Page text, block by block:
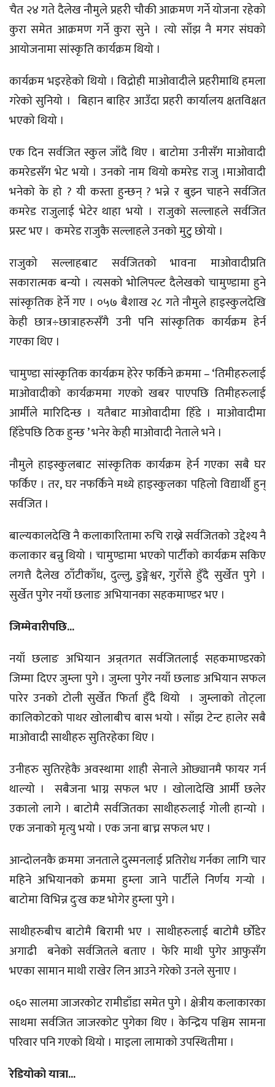
चैत २४ गते दैलेख नौमुले प्रहरी चौकी आक्रमण गर्ने योजना रहेको
कुरा समेत आक्रमण गर्ने कुरा सुने । त्यो साँझ नै मगर संघको
आयोजनामा सांस्कृति कार्यक्रम थियो ।
कार्यक्रम भइरहेको थियो । विद्रोही माओवादीले प्रहरीमाथि हमला
गरेको सुनियो । बिहान बाहिर आउँदा प्रहरी कार्यालय क्षतविक्षत
भएको थियो ।
एक दिन सर्वजित स्कुल जाँदै थिए । बाटोमा उनीसँग माओवादी
कमरेडसँग भेट भयो । उनको नाम थियो कमरेड राजु ।माओवादी
भनेको के हो ? यी कस्ता हुन्छन् ? भन्ने र बुझ्न चाहने सर्वजित
कमरेड राजुलाई भेटेर थाहा भयो । राजुको सल्लाहले सर्वजित
प्रस्ट भए । कमरेड राजुकै सल्लाहले उनको मुटु छोयो ।
राजुको सल्लाहबाट सर्वजितको भावना माओवादीप्रति
सकारात्मक बन्यो । त्यसको भोलिपल्ट दैलेखको चामुण्डामा हुने
सांस्कृतिक हेर्ने गए । ०५७ बैशाख २८ गते नौमुले हाइस्कुलदेखि
केही छात्र÷छात्राहरुसँगै उनी पनि सांस्कृतिक कार्यक्रम हेर्न
गएका थिए ।
चामुण्डा सांस्कृतिक कार्यक्रम हेरेर फर्किने क्रममा – ‘तिमीहरुलाई
माओवादीको कार्यक्रममा गएको खबर पाएपछि तिमीहरुलाई
आर्मीले मारिदिन्छ । यतैबाट माओवादीमा हिँडे । माओवादीमा
हिँडेपछि ठिक हुन्छ ’ भनेर केही माओवादी नेताले भने ।
नौमुले हाइस्कुलबाट सांस्कृतिक कार्यक्रम हेर्न गएका सबै घर
फर्किए । तर, घर नफर्किने मध्ये हाइस्कुलका पहिलो विद्यार्थी हुन्
सर्वजित ।
बाल्यकालदेखि नै कलाकारितामा रुचि राख्ने सर्वजितको उद्देश्य नै
कलाकार बन्नु थियो । चामुण्डामा भएको पार्टीको कार्यक्रम सकिए
लगत्तै दैलेख ठाँटीकाँध, दुल्लु, डुङ्गेश्वर, गुराँसे हुँदै सुर्खेत पुगे ।
सुर्खेत पुगेर नयाँ छलाङ अभियानका सहकमाण्डर भए ।
जिम्मेवारीपछि...
नयाँ छलाङ अभियान अन्र्तगत सर्वजितलाई सहकमाण्डरको
जिम्मा दिएर जुम्ला पुगे । जुम्ला पुगेर नयाँ छलाङ अभियान सफल
पारेर उनको टोली सुर्खेत फिर्ता हुँदै थियो । जुम्लाको तोट्ला
कालिकोटको पाथर खोलाबीच बास भयो । साँझ टेन्ट हालेर सबै
माओवादी साथीहरु सुतिरहेका थिए ।
उनीहरु सुतिरहेकै अवस्थामा शाही सेनाले ओछ्यानमै फायर गर्न
थाल्यो । सबैजना भाग्न सफल भए । खोलादेखि आर्मी छलेर
उकालो लागे । बाटोमै सर्वजितका साथीहरुलाई गोली हान्यो ।
एक जनाको मृत्यु भयो । एक जना बाच्न सफल भए ।
आन्दोलनकै क्रममा जनताले दुस्मनलाई प्रतिरोध गर्नका लागि चार
महिने अभियानको क्रममा हुम्ला जाने पार्टीले निर्णय गर्‍यो ।
बाटोमा विभिन्न दुःख कष्ट भोगेर हुम्ला पुगे ।
साथीहरुबीच बाटोमै बिरामी भए । साथीहरुलाई बाटोमै छोँडेर
अगाढी बनेको सर्वजितले बताए । फेरि माथी पुगेर आफुसँग
भएका सामान माथी राखेर लिन आउने गरेको उनले सुनाए ।
०६० सालमा जाजरकोट रामीडाँडा समेत पुगे । क्षेत्रीय कलाकारका
साथमा सर्वजित जाजरकोट पुगेका थिए । केन्द्रिय पश्चिम सामना
परिवार पनि गएको थियो । माइला लामाको उपस्थितीमा ।
रेडियोको यात्रा...